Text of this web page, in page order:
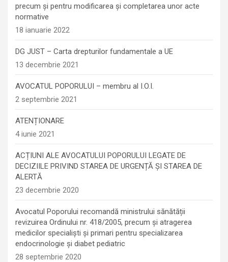
precum şi pentru modificarea şi completarea unor acte
normative
18 ianuarie 2022
DG JUST – Carta drepturilor fundamentale a UE
13 decembrie 2021
AVOCATUL POPORULUI – membru al I.O.I.
2 septembrie 2021
ATENȚIONARE
4 iunie 2021
ACȚIUNI ALE AVOCATULUI POPORULUI LEGATE DE
DECIZIILE PRIVIND STAREA DE URGENȚĂ ȘI STAREA DE
ALERTĂ
23 decembrie 2020
Avocatul Poporului recomandă ministrului sănătății
revizuirea Ordinului nr. 418/2005, precum și atragerea
medicilor specialiști și primari pentru specializarea
endocrinologie şi diabet pediatric
28 septembrie 2020